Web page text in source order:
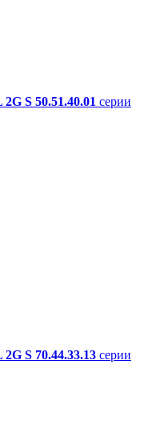
S 50.51.40.01 серии
S 70.44.33.13 серии